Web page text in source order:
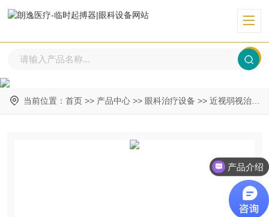
当前位置： 首页 >> 产品中心 >> 眼科治疗设备 >> 近视弱视治疗仪
产品介绍